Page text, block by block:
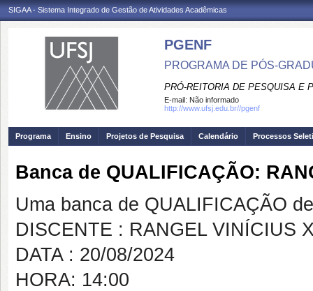
SIGAA - Sistema Integrado de Gestão de Atividades Acadêmicas
PGENF
PROGRAMA DE PÓS-
PRÓ-REITORIA DE PESQUISA E
E-mail: Não informado
http://www.ufsj.edu.br//pgenf
Programa Ensino Projetos de Pesquisa Calendário Processos
Banca de QUALIFICAÇÃO:
Uma banca de QUALIFICAÇÃO
DISCENTE : RANGEL VINÍCIUS
DATA : 20/08/2024
HORA: 14:00